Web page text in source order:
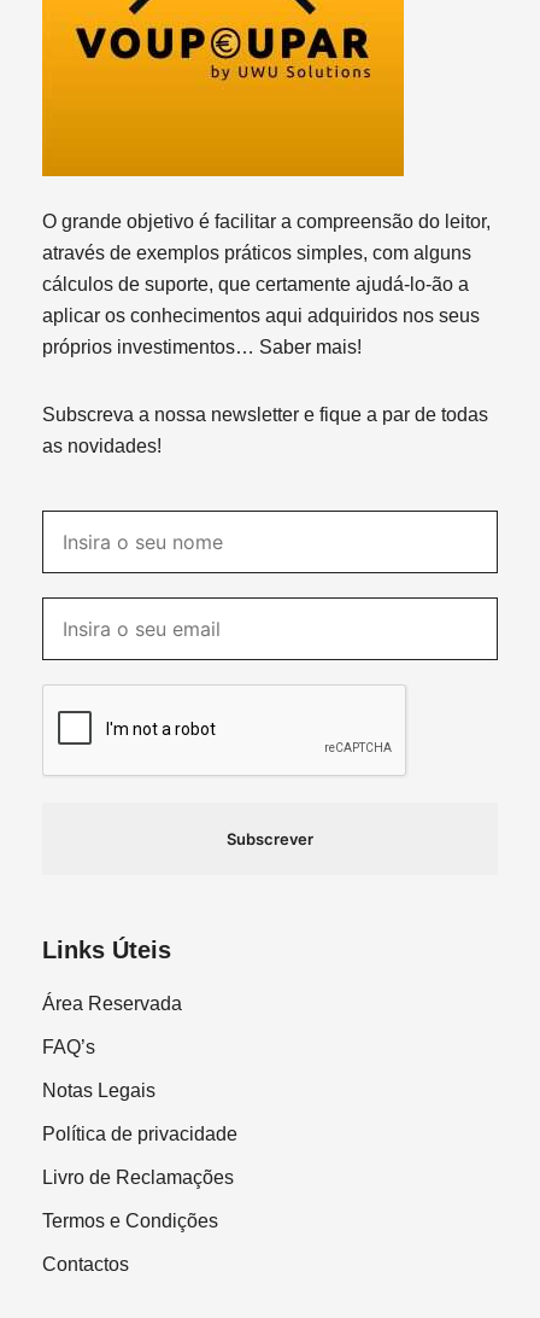
O grande objetivo é facilitar a compreensão do leitor,
através de exemplos práticos simples, com alguns
cálculos de suporte, que certamente ajudá-lo-ão a
aplicar os conhecimentos aqui adquiridos nos seus
próprios investimentos… Saber mais!
Subscreva a nossa newsletter e fique a par de todas
as novidades!
Subscrever
Links Úteis
Área Reservada
FAQ’s
Notas Legais
Política de privacidade
Livro de Reclamações
Termos e Condições
Contactos